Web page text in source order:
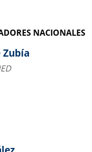
NACIONALES
Zubía